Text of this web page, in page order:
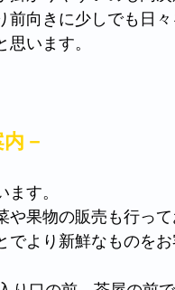
向きに少しでも日
います。
－
す。
果物の販売も行っ
より新鮮なものを